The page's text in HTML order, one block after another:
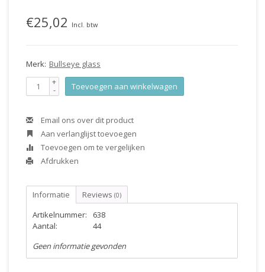
€25,02 Incl. btw
Merk: Bullseye glass
+
- Toevoegen aan winkelwagen
Email ons over dit product
Aan verlanglijst toevoegen
Toevoegen om te vergelijken
Afdrukken
Informatie Reviews (0)
Artikelnummer:
638
Aantal:
44
Geen informatie gevonden